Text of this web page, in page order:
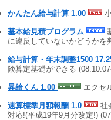
かんたん給与計算 1.00
基本給見積プログラム
に違反していないかどうかを
給与計算・年末調整1500
険算定基礎ができる
昇給くん 1.00 エクセ
速算標準月額報酬 1.0
社
対応!(平成19年9月分改定!)